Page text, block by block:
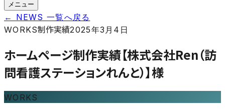
メニュー
← NEWS 一覧へ戻る
WORKS制作実績2025年3月4日
ホームページ制作実績【株式会社Ren（訪
問看護ステーションれんと）】様
WORKS